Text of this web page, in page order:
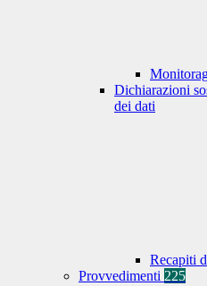
Dichiarazioni
dei dati
Recapiti
Provvedimenti 225